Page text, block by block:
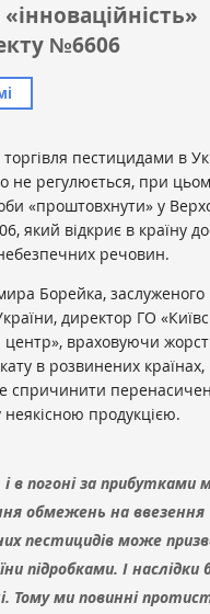
№6606
пестицидами в
не регулюється, при
«проштовхнути» у
який відкриє в країну
речовин.
Борейка, заслуженого
директор ГО
центр», враховуючи
в розвинених
спричинити
неякісною продукцією.
і в погоні за прибутками
обмежень на ввезення
пестицидів може
підробками. І наслідки
Тому ми повинні